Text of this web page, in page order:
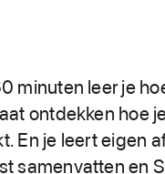
minuten leer je
ontdekken hoe
En je leert eigen
samenvatten en